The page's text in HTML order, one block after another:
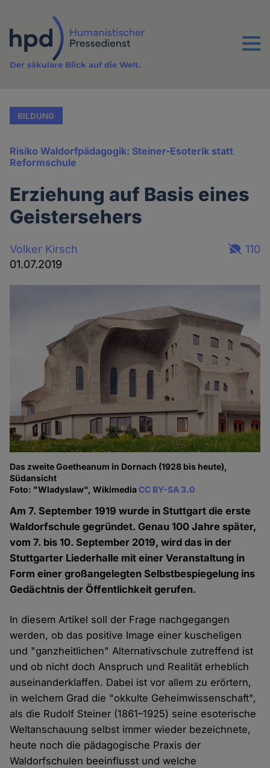
Inhalt
Menu
Der säkulare Blick auf die Welt.
BILDUNG
Risiko Waldorfpädagogik: Steiner-Esoterik statt
Reformschule
Erziehung auf Basis eines
Geistersehers
Volker Kirsch
01.07.2019
110
Das zweite Goetheanum in Dornach (1928 bis heute),
Südansicht
Foto: "Wladyslaw", WikimediaCC BY-SA 3.0
Am 7. September 1919 wurde in Stuttgart die erste
Waldorfschule gegründet. Genau 100 Jahre später,
vom 7. bis 10. September 2019, wird das in der
Stuttgarter Liederhalle mit einer Veranstaltung in
Form einer großangelegten Selbstbespiegelung ins
Gedächtnis der Öffentlichkeit gerufen.
In diesem Artikel soll der Frage nachgegangen
werden, ob das positive Image einer kuscheligen
und "ganzheitlichen" Alternativschule zutreffend ist
und ob nicht doch Anspruch und Realität erheblich
auseinanderklaffen. Dabei ist vor allem zu erörtern,
in welchem Grad die "okkulte Geheimwissenschaft",
als die Rudolf Steiner (1861–1925) seine esoterische
Weltanschauung selbst immer wieder bezeichnete,
heute noch die pädagogische Praxis der
Waldorfschulen beeinflusst und welche